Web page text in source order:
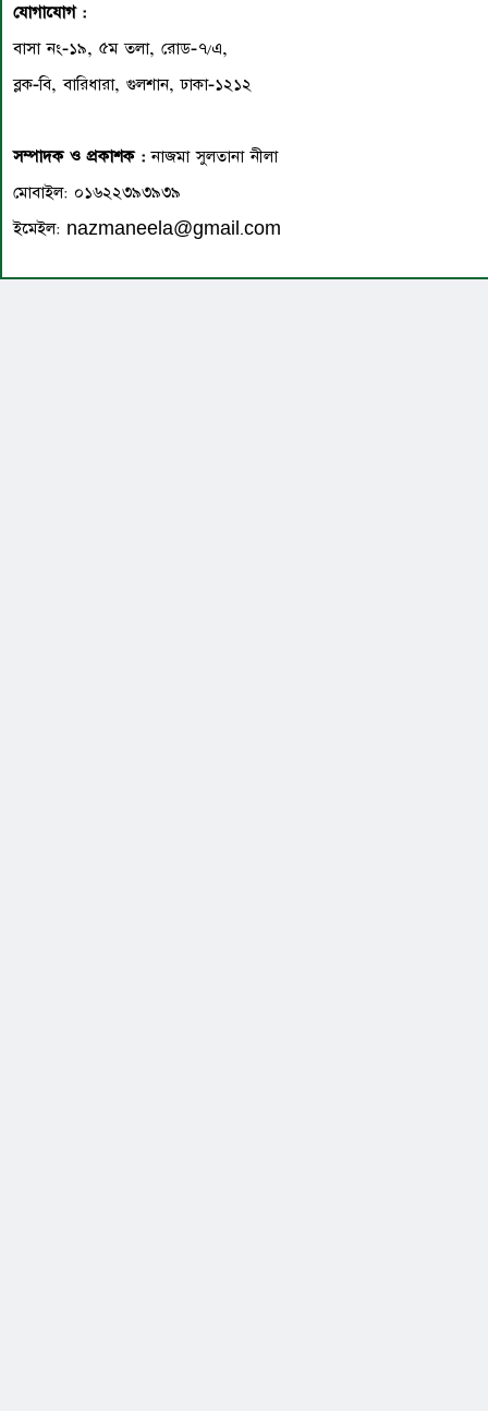
যোগাযোগ :
বাসা নং-১৯, ৫ম তলা, রোড-৭/এ,
ব্লক-বি, বারিধারা, গুলশান, ঢাকা-১২১২
সম্পাদক ও প্রকাশক : নাজমা সুলতানা নীলা
মোবাইল: ০১৬২২৩৯৩৯৩৯
ইমেইল: nazmaneela@gmail.com